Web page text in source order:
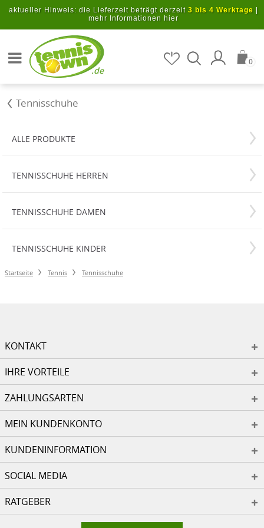
Zum Hauptinhalt springen
aktueller Hinweis: die Lieferzeit beträgt derzeit 3 bis 4 Werktage
mehr Informationen hier
.de
0
Tennisschuhe
ALLE PRODUKTE
TENNISSCHUHE HERREN
TENNISSCHUHE DAMEN
TENNISSCHUHE KINDER
Startseite Tennis Tennisschuhe
KONTAKT
IHRE VORTEILE
ZAHLUNGSARTEN
MEIN KUNDENKONTO
KUNDENINFORMATION
SOCIAL MEDIA
RATGEBER